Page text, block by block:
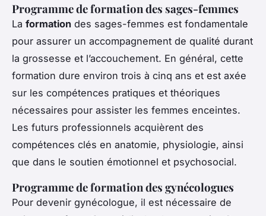
Programme de formation des sages-femmes
La formation des sages-femmes est fondamentale
pour assurer un accompagnement de qualité durant
la grossesse et l’accouchement. En général, cette
formation dure environ trois à cinq ans et est axée
sur les compétences pratiques et théoriques
nécessaires pour assister les femmes enceintes.
Les futurs professionnels acquièrent des
compétences clés en anatomie, physiologie, ainsi
que dans le soutien émotionnel et psychosocial.
Programme de formation des gynécologues
Pour devenir gynécologue, il est nécessaire de